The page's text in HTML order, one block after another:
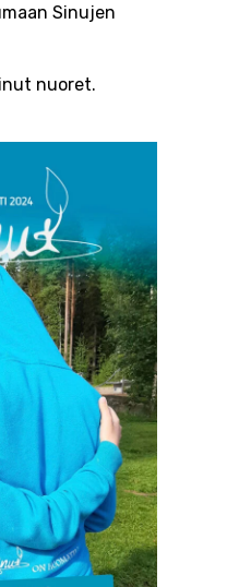
Sinujen
nuoret.